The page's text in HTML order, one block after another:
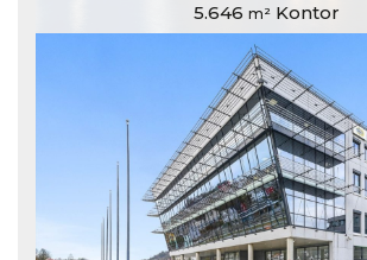
5.646 m²Kontor